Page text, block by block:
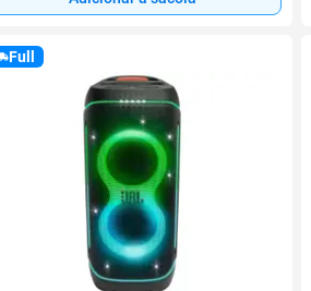
Full